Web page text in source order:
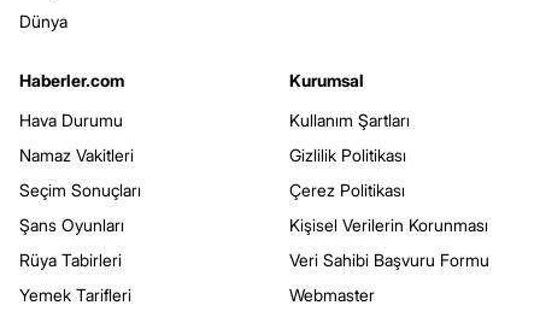
Dünya
Haberler.com
Hava Durumu
Namaz Vakitleri
Seçim Sonuçları
Şans Oyunları
Rüya Tabirleri
Yemek Tarifleri
Kurumsal
Kullanım Şartları
Gizlilik Politikası
Çerez Politikası
Kişisel Verilerin Korunması
Veri Sahibi Başvuru Formu
Webmaster